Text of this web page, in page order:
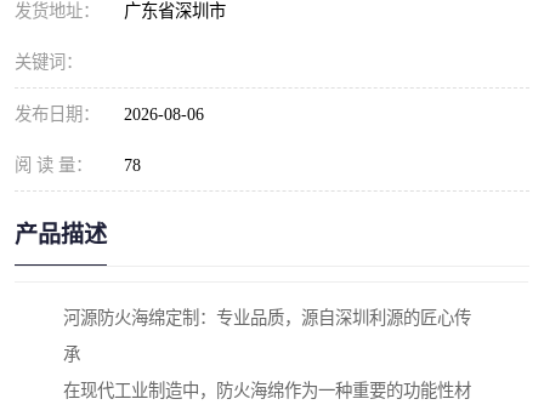
发货地址： 广东省深圳市
关键词：
发布日期： 2026-08-06
阅 读 量： 78
产品描述
河源防火海绵定制：专业品质，源自深圳利源的匠心传
承
在现代工业制造中，防火海绵作为一种重要的功能性材